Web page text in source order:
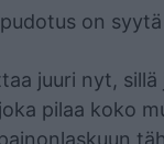
on
juuri nyt,
pilaa koko